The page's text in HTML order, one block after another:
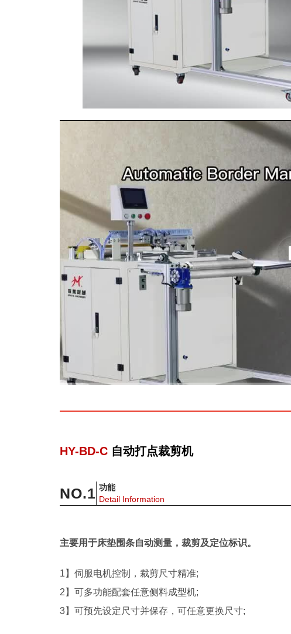
HY-BD-C 自动打点裁剪机
NO.1 功能
Detail Information
主要用于床垫围条自动测量，裁剪及定位标识。
1】伺服电机控制，裁剪尺寸精准;
2】可多功能配套任意侧料成型机;
3】可预先设定尺寸并保存，可任意更换尺寸;